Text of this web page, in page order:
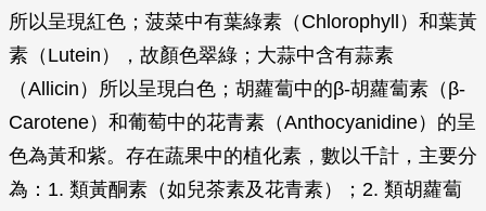
所以呈現紅色；菠菜中有葉綠素（Chlorophyll）和葉黃
素（Lutein），故顏色翠綠；大蒜中含有蒜素
（Allicin）所以呈現白色；胡蘿蔔中的β-胡蘿蔔素（β-
Carotene）和葡萄中的花青素（Anthocyanidine）的呈
色為黃和紫。存在蔬果中的植化素，數以千計，主要分
為：1. 類黃酮素（如兒茶素及花青素）；2. 類胡蘿蔔